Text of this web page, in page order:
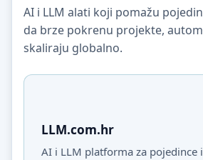
AI i LLM alati koji pomažu
da brze pokrenu projekte,
skaliraju globalno.
LLM.com.hr
AI i LLM platforma za pojedince